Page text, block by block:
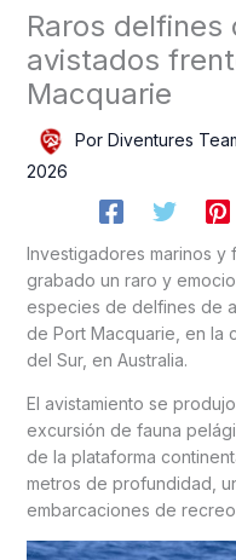
Raros
avistados
Macquarie
Por Diventures
2026
Investigadores marinos y
grabado un raro y
especies de delfines de
de Port Macquarie, en la
del Sur, en Australia.
El avistamiento se
excursión de fauna
de la plataforma
metros de profundidad,
embarcaciones de